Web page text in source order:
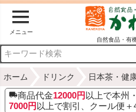
メニュー
自然食品・有
ホーム ドリンク 日本茶・健
商品代金12000円 以上で本州
7000円 以上で割引、クール便＋